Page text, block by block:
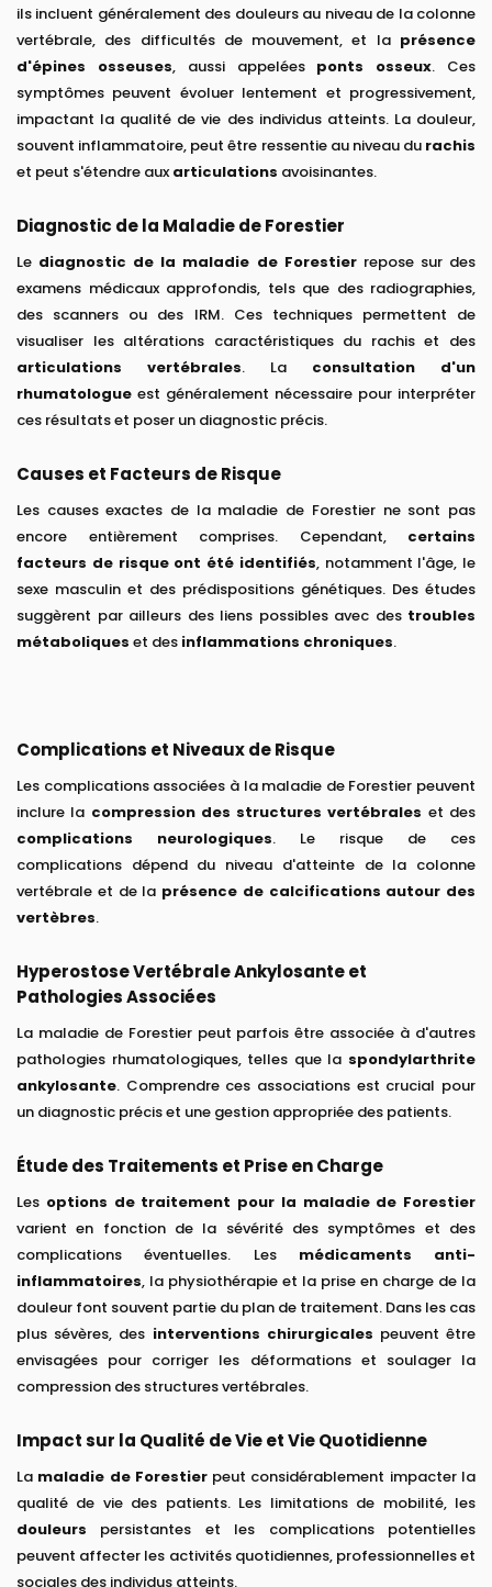
ils incluent généralement des douleurs au niveau de la colonne
vertébrale, des difficultés de mouvement, et la présence
d'épines osseuses, aussi appelées ponts osseux. Ces
symptômes peuvent évoluer lentement et progressivement,
impactant la qualité de vie des individus atteints. La douleur,
souvent inflammatoire, peut être ressentie au niveau du rachis
et peut s'étendre aux articulations avoisinantes.
Diagnostic de la Maladie de Forestier
Le diagnostic de la maladie de Forestierrepose sur des
examens médicaux approfondis, tels que des radiographies,
des scanners ou des IRM. Ces techniques permettent de
visualiser les altérations caractéristiques du rachis et des
articulations vertébrales. La consultation d'un
rhumatologue est généralement nécessaire pour interpréter
ces résultats et poser un diagnostic précis.
Causes et Facteurs de Risque
Les causes exactes de la maladie de Forestier ne sont pas
encore entièrement comprises. Cependant, certains
facteurs de risque ont été identifiés, notamment l'âge, le
sexe masculin et des prédispositions génétiques. Des études
suggèrent par ailleurs des liens possibles avec des troubles
métaboliques et des inflammations chroniques.
Complications et Niveaux de Risque
Les complications associées à la maladie de Forestier peuvent
inclure la compression des structures vertébrales et des
complications neurologiques. Le risque de ces
complications dépend du niveau d'atteinte de la colonne
vertébrale et de la présence de calcifications autour des
vertèbres.
Hyperostose Vertébrale Ankylosante et
Pathologies Associées
La maladie de Forestier peut parfois être associée à d'autres
pathologies rhumatologiques, telles que la spondylarthrite
ankylosante. Comprendre ces associations est crucial pour
un diagnostic précis et une gestion appropriée des patients.
Étude des Traitements et Prise en Charge
Les options de traitement pour la maladie de Forestier
varient en fonction de la sévérité des symptômes et des
complications éventuelles. Les médicaments anti-
inflammatoires, la physiothérapie et la prise en charge de la
douleur font souvent partie du plan de traitement. Dans les cas
plus sévères, des interventions chirurgicales peuvent être
envisagées pour corriger les déformations et soulager la
compression des structures vertébrales.
Impact sur la Qualité de Vie et Vie Quotidienne
La maladie de Forestierpeut considérablement impacter la
qualité de vie des patients. Les limitations de mobilité, les
douleurs persistantes et les complications potentielles
peuvent affecter les activités quotidiennes, professionnelles et
sociales des individus atteints.